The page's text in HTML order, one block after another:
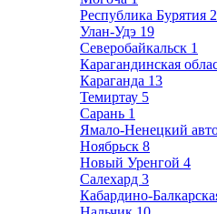
Республика Бурятия
Улан-Удэ 19
Северобайкальск 1
Карагандинская
Караганда 13
Темиртау 5
Сарань 1
Ямало-Ненецкий
Ноябрьск 8
Новый Уренгой 4
Салехард 3
Кабардино-